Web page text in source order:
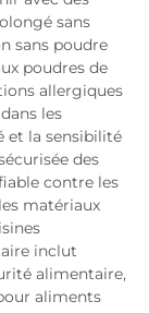
sans
sans poudre
poudres de
allergiques
les
et la sensibilité
des
contre les
matériaux
inclut
alimentaire,
aliments